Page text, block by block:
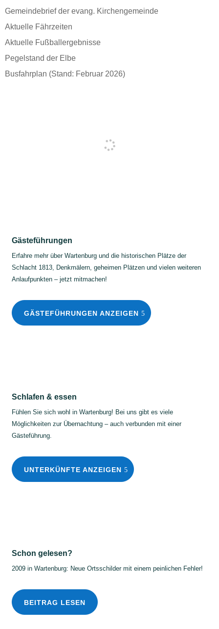
Gemeindebrief der evang. Kirchengemeinde
Aktuelle Fährzeiten
Aktuelle Fußballergebnisse
Pegelstand der Elbe
Busfahrplan (Stand: Februar 2026)
Gästeführungen
Erfahre mehr über Wartenburg und die historischen Plätze der
Schlacht 1813, Denkmälern, geheimen Plätzen und vielen weiteren
Anlaufpunkten – jetzt mitmachen!
GÄSTEFÜHRUNGEN ANZEIGEN
Schlafen & essen
Fühlen Sie sich wohl in Wartenburg! Bei uns gibt es viele
Möglichkeiten zur Übernachtung – auch verbunden mit einer
Gästeführung.
UNTERKÜNFTE ANZEIGEN
Schon gelesen?
2009 in Wartenburg: Neue Ortsschilder mit einem peinlichen Fehler!
BEITRAG LESEN